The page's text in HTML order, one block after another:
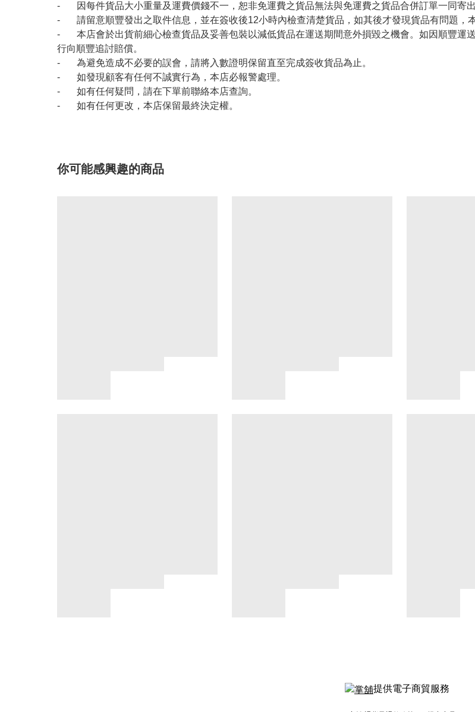
- 因每件貨品大小重量及運費價錢不一，恕非免運費之貨品無法與免運費之貨品合併訂單一同寄出
- 請留意順豐發出之取件信息，並在簽收後12小時內檢查清楚貨品，如其後才發現貨品有問題，本
- 本店會於出貨前細心檢查貨品及妥善包裝以減低貨品在運送期間意外損毀之機會。如因順豐運
行向順豐追討賠償。
- 為避免造成不必要的誤會，請將入數證明保留直至完成簽收貨品為止。
- 如發現顧客有任何不誠實行為，本店必報警處理。
- 如有任何疑問，請在下單前聯絡本店查詢。
- 如有任何更改，本店保留最終決定權。
你可能感興趣的商品
提供電子商貿服務